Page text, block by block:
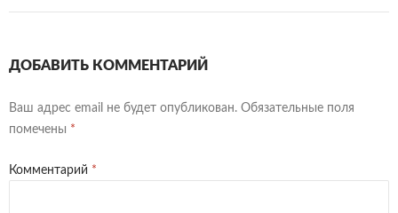
ДОБАВИТЬ КОММЕНТАРИЙ
Ваш адрес email не будет опубликован. Обязательные поля
помечены *
Комментарий *